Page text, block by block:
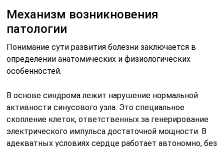
Механизм возникновения
патологии
Понимание сути развития болезни заключается в
определении анатомических и физиологических
особенностей.
В основе синдрома лежит нарушение нормальной
активности синусового узла. Это специальное
скопление клеток, ответственных за генерирование
электрического импульса достаточной мощности. В
адекватных условиях сердце работает автономно, без